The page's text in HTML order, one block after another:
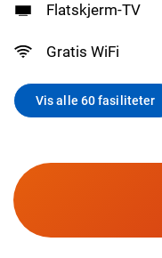
Flatskjerm-TV
Gratis WiFi
Vis alle 60 fasiliteter